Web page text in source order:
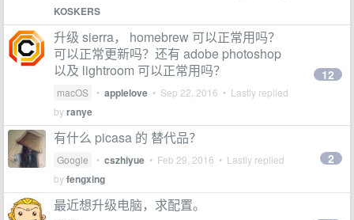
KOSKERS
升级 sierra， homebrew 可以正常用吗？
可以正常更新吗？还有 adobe photoshop
以及 lightroom 可以正常用吗？
macOS • applelove • Sep 22, 2016 • Lastly replied
byranye
12
有什么 picasa 的 替代品？
Google • cszhiyue • Feb 29, 2016 • Lastly replied
byfengxing
2
最近想升级电脑，求配置。